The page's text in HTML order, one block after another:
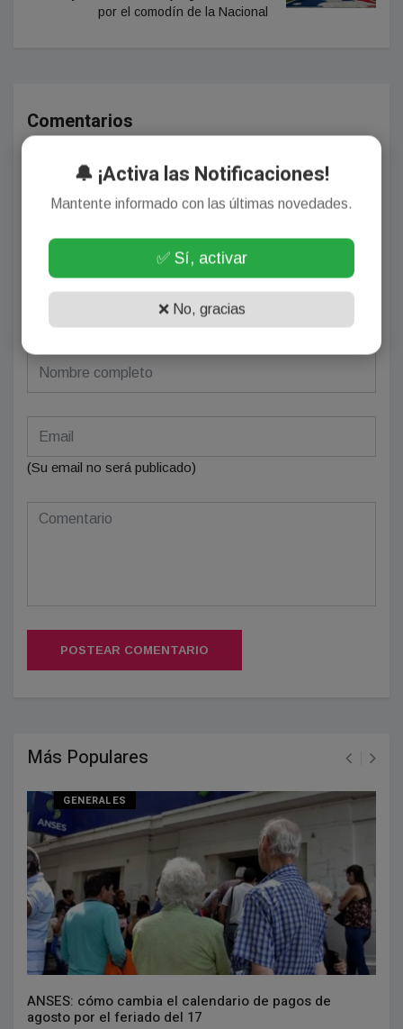
por el comodín de la Nacional
Comentarios
¡Sin comentarios aún!
Deja tu comentario
(Su email no será publicado)
POSTEAR COMENTARIO
Más Populares
GENERALES
ANSES: cómo cambia el calendario de pagos de
agosto por el feriado del 17
🔔 ¡Activa las Notificaciones!
Mantente informado con las últimas novedades.
✅ Sí, activar
❌ No, gracias